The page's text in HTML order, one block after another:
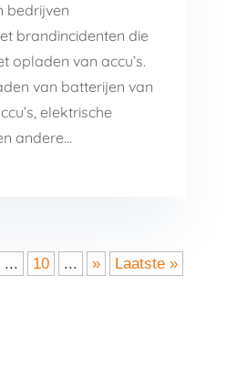
bedrijven
brandincidenten die
opladen van accu’s.
van batterijen van
elektrische
andere…
... 10 ... » Laatste »